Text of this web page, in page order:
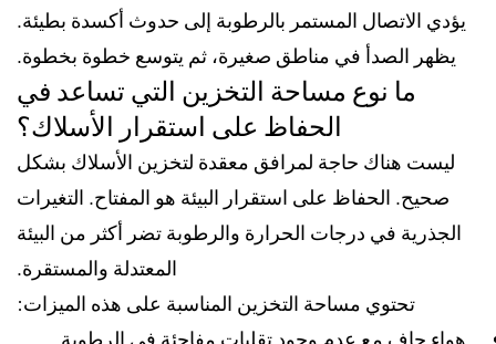
يؤدي الاتصال المستمر بالرطوبة إلى حدوث أكسدة بطيئة.
يظهر الصدأ في مناطق صغيرة، ثم يتوسع خطوة بخطوة.
ما نوع مساحة التخزين التي تساعد في
الحفاظ على استقرار الأسلاك؟
ليست هناك حاجة لمرافق معقدة لتخزين الأسلاك بشكل
صحيح. الحفاظ على استقرار البيئة هو المفتاح. التغيرات
الجذرية في درجات الحرارة والرطوبة تضر أكثر من البيئة
المعتدلة والمستقرة.
تحتوي مساحة التخزين المناسبة على هذه الميزات:
هواء جاف مع عدم وجود تقلبات مفاجئة في الرطوبة